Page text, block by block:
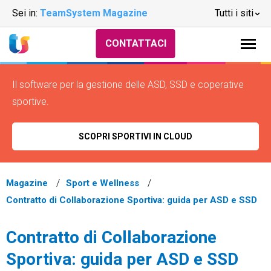
Sei in: TeamSystem Magazine Tutti i siti
CONTATTACI
Il software per la gestione delle ASD, SSD e coperative
sportive.
SCOPRI SPORTIVI IN CLOUD
Magazine
Sport e Wellness
Contratto di Collaborazione Sportiva: guida per ASD e SSD
Contratto di Collaborazione
Sportiva: guida per ASD e SSD